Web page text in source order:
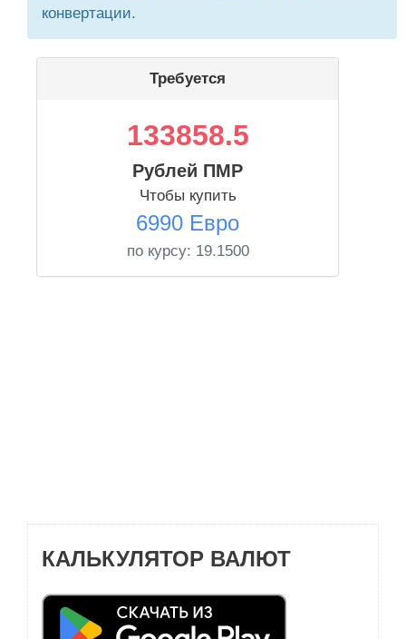
конвертации.
Требуется
133858.5
Рублей ПМР
Чтобы купить
6990 Евро
по курсу: 19.1500
КАЛЬКУЛЯТОР ВАЛЮТ